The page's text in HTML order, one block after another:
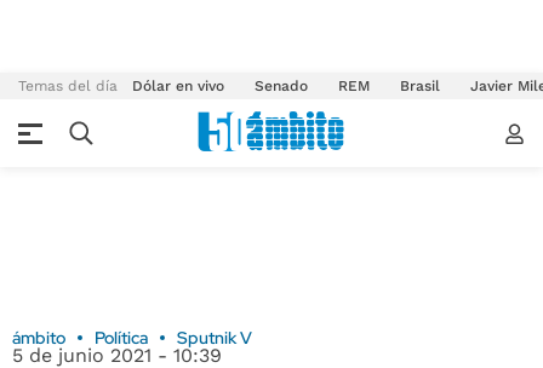
Temas del día Dólar en vivo Senado REM Brasil Javier
ámbito Política Sputnik V
5 de junio 2021 - 10:39